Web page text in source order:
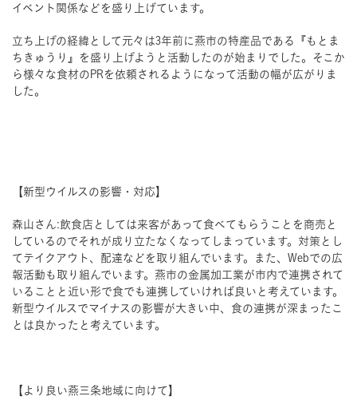
イベント関係などを盛り上げています。
立ち上げの経緯として元々は3年前に燕市の特産品である『もとま
ちきゅうり』を盛り上げようと活動したのが始まりでした。そこか
ら様々な食材のPRを依頼されるようになって活動の幅が広がりま
した。
【新型ウイルスの影響・対応】
森山さん:飲食店としては来客があって食べてもらうことを商売と
しているのでそれが成り立たなくなってしまっています。対策とし
てテイクアウト、配達などを取り組んでいます。また、Webでの広
報活動も取り組んでいます。燕市の金属加工業が市内で連携されて
いることと近い形で食でも連携していければ良いと考えています。
新型ウイルスでマイナスの影響が大きい中、食の連携が深まったこ
とは良かったと考えています。
【より良い燕三条地域に向けて】